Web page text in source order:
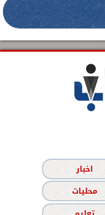
اخبار
محليات